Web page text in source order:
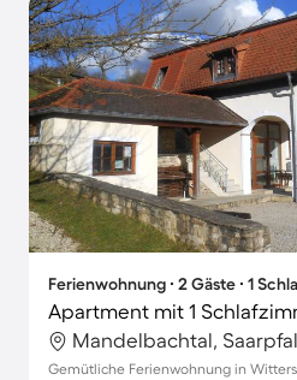
Ferienwohnung ∙ 2 Gäste ∙ 1
Apartment mit 1
Mandelbachtal,
Gemütliche Ferienwohnung in